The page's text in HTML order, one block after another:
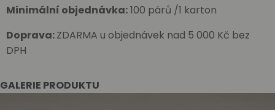
GALERIE PRODUKTU
Minimální objednávka:100 párů /1 karton
Doprava:ZDARMA u objednávek nad 5 000 Kč bez
DPH